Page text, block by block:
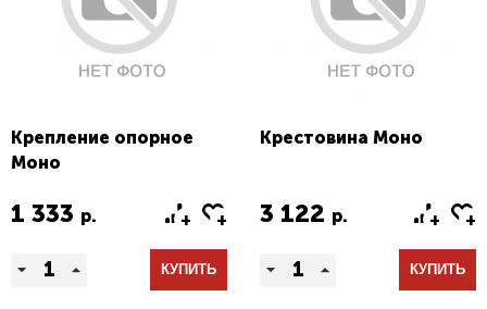
Крепление опорное
Моно
1 333 р.
КУПИТЬ
Крестовина Моно
3 122 р.
КУПИТЬ